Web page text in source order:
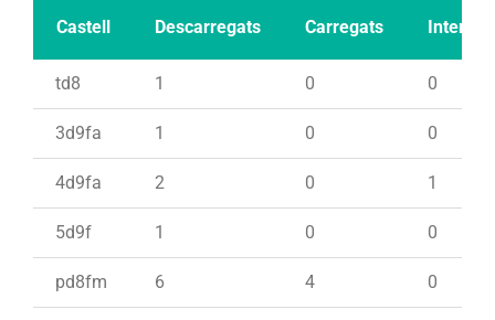
Castell Descarregats Carregats Intents
td8 1 0 0
3d9fa 1 0 0
4d9fa 2 0 1
5d9f 1 0 0
pd8fm 6 4 0